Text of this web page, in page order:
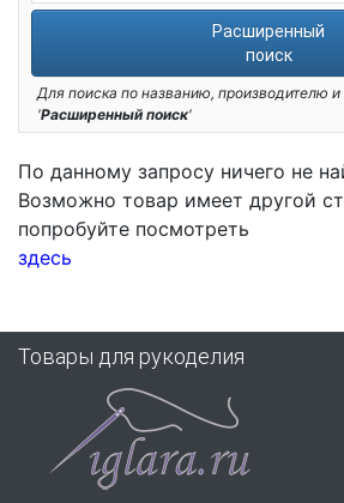
Расширенный
поиск
Для поиска по названию, производителю
'Расширенный поиск'
По данному запросу ничего не
Возможно товар имеет другой
попробуйте посмотреть
здесь
Товары для рукоделия